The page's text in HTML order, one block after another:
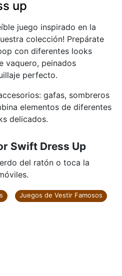
up
juego inspirado en la
colección! Prepárate
con diferentes looks
vaquero, peinados
perfecto.
gafas, sombreros
elementos de diferentes
delicados.
Swift Dress Up
del ratón o toca la
Juegos de Vestir Famosos